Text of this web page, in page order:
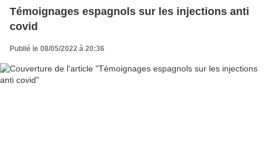
Témoignages espagnols sur les injections anti
covid
Publié le 08/05/2022 à 20:36